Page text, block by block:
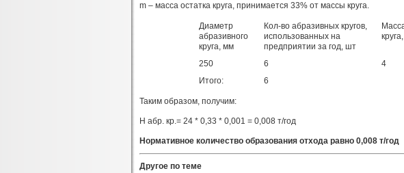
m – масса остатка круга, принимается 33% от массы круга.
Диаметр
абразивного
круга, мм
Кол-во абразивных кругов,
использованных на
предприятии за год, шт
круга,
250 6 4
Итого:
6
Таким образом, получим:
Н абр. кр.= 24 * 0,33 * 0,001 = 0,008 т/год
Нормативное количество образования отхода равно 0,008 т/год
Другое по теме